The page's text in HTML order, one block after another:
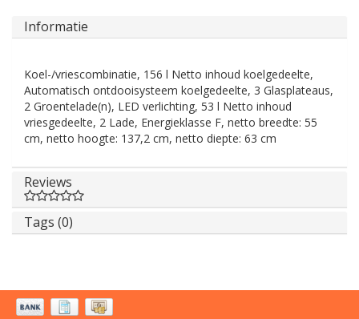
Informatie
Koel-/vriescombinatie, 156 l Netto inhoud koelgedeelte,
Automatisch ontdooisysteem koelgedeelte, 3 Glasplateaus,
2 Groentelade(n), LED verlichting, 53 l Netto inhoud
vriesgedeelte, 2 Lade, Energieklasse F, netto breedte: 55
cm, netto hoogte: 137,2 cm, netto diepte: 63 cm
Reviews
Tags (0)